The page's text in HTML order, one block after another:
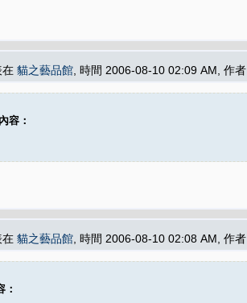
在 貓之藝品館 , 時間 2006-08-10 02:09 AM, 作者
容：
在 貓之藝品館 , 時間 2006-08-10 02:08 AM, 作者
：